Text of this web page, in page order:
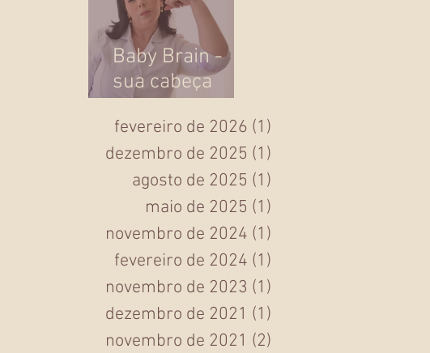
Baby Brain -
sua cabeça
lenta ou você
ficou esquecida
na gravidez?
fevereiro de 2026 (1)
dezembro de 2025 (1)
agosto de 2025 (1)
maio de 2025 (1)
novembro de 2024 (1)
fevereiro de 2024 (1)
novembro de 2023 (1)
dezembro de 2021 (1)
novembro de 2021 (2)